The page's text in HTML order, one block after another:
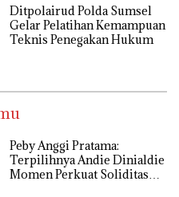
Ditpolairud Polda Sumsel
Gelar Pelatihan Kemampuan
Teknis Penegakan Hukum
Peby Anggi Pratama:
Terpilihnya Andie Dinialdie
Momen Perkuat Soliditas